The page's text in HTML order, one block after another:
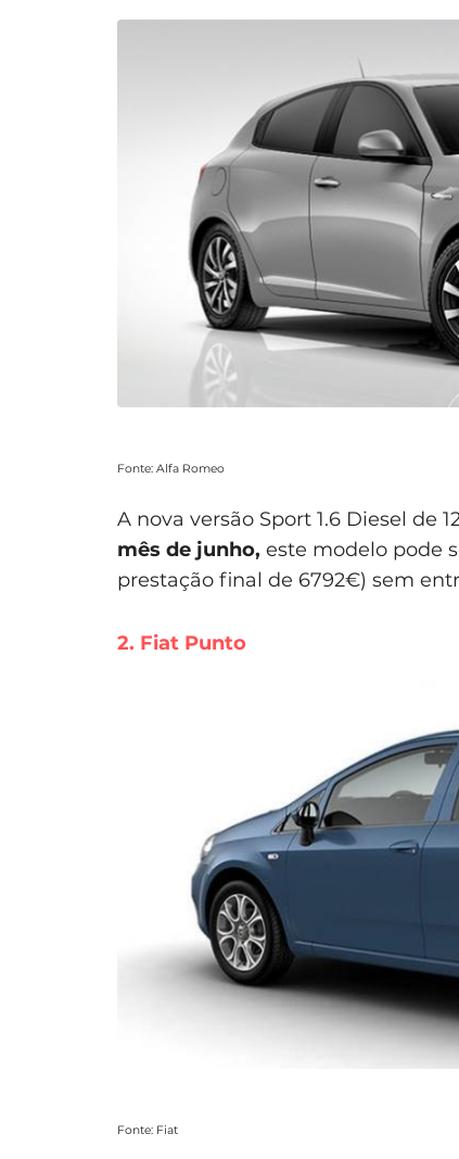
Fonte: Alfa Romeo
A nova versão Sport 1.6 Diesel de
mês de junho, este modelo pode
prestação final de 6792€) sem
2. Fiat Punto
Fonte: Fiat